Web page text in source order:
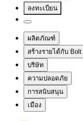
ลงทะเบียน
ผลิตภัณฑ์
สร้างรายได้กับ Bolt
บริษัท
ความปลอดภัย
การสนับสนุน
เมือง